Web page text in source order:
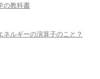
の教科書
ルギーの演算子のこと？